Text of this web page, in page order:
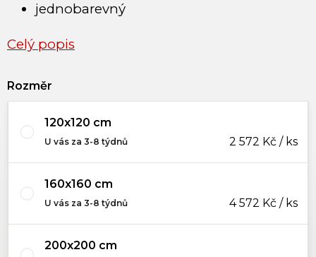
jednobarevný
Celý popis
Rozměr
120x120 cm
U vás za 3-8 týdnů 2 572 Kč / ks
160x160 cm
U vás za 3-8 týdnů 4 572 Kč / ks
200x200 cm